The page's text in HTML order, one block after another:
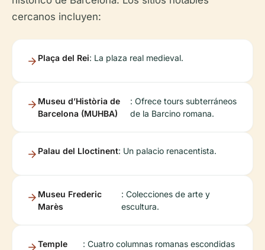
cercanos incluyen:
Plaça del Rei: La plaza real medieval.
Museu d’Història de
Barcelona (MUHBA)
: Ofrece tours subterráneos
de la Barcino romana.
Palau del Lloctinent: Un palacio renacentista.
Museu Frederic
Marès
: Colecciones de arte y
escultura.
Temple
: Cuatro columnas romanas escondidas